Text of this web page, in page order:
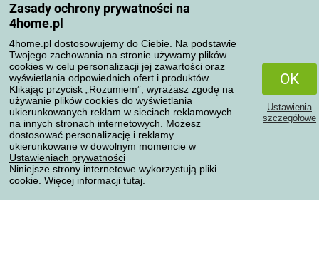
Zasady ochrony prywatności na
4home.pl
4home.pl dostosowujemy do Ciebie. Na podstawie
Twojego zachowania na stronie używamy plików
cookies w celu personalizacji jej zawartości oraz
wyświetlania odpowiednich ofert i produktów.
Klikając przycisk „Rozumiem”, wyrażasz zgodę na
używanie plików cookies do wyświetlania
ukierunkowanych reklam w sieciach reklamowych
na innych stronach internetowych. Możesz
dostosować personalizację i reklamy
ukierunkowane w dowolnym momencie w
Ustawieniach prywatności
Niniejsze strony internetowe wykorzystują pliki
cookie. Więcej informacji tutaj
OK
Ustawienia
szczegółowe
Zasady przetwarzania recenzji
Sposoby transportu
Metody płatności
Niezawodny sklep